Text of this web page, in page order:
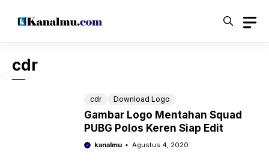
cdr
cdr Download Logo
Gambar Logo Mentahan Squad
PUBG Polos Keren Siap Edit
kanalmu Agustus 4, 2020